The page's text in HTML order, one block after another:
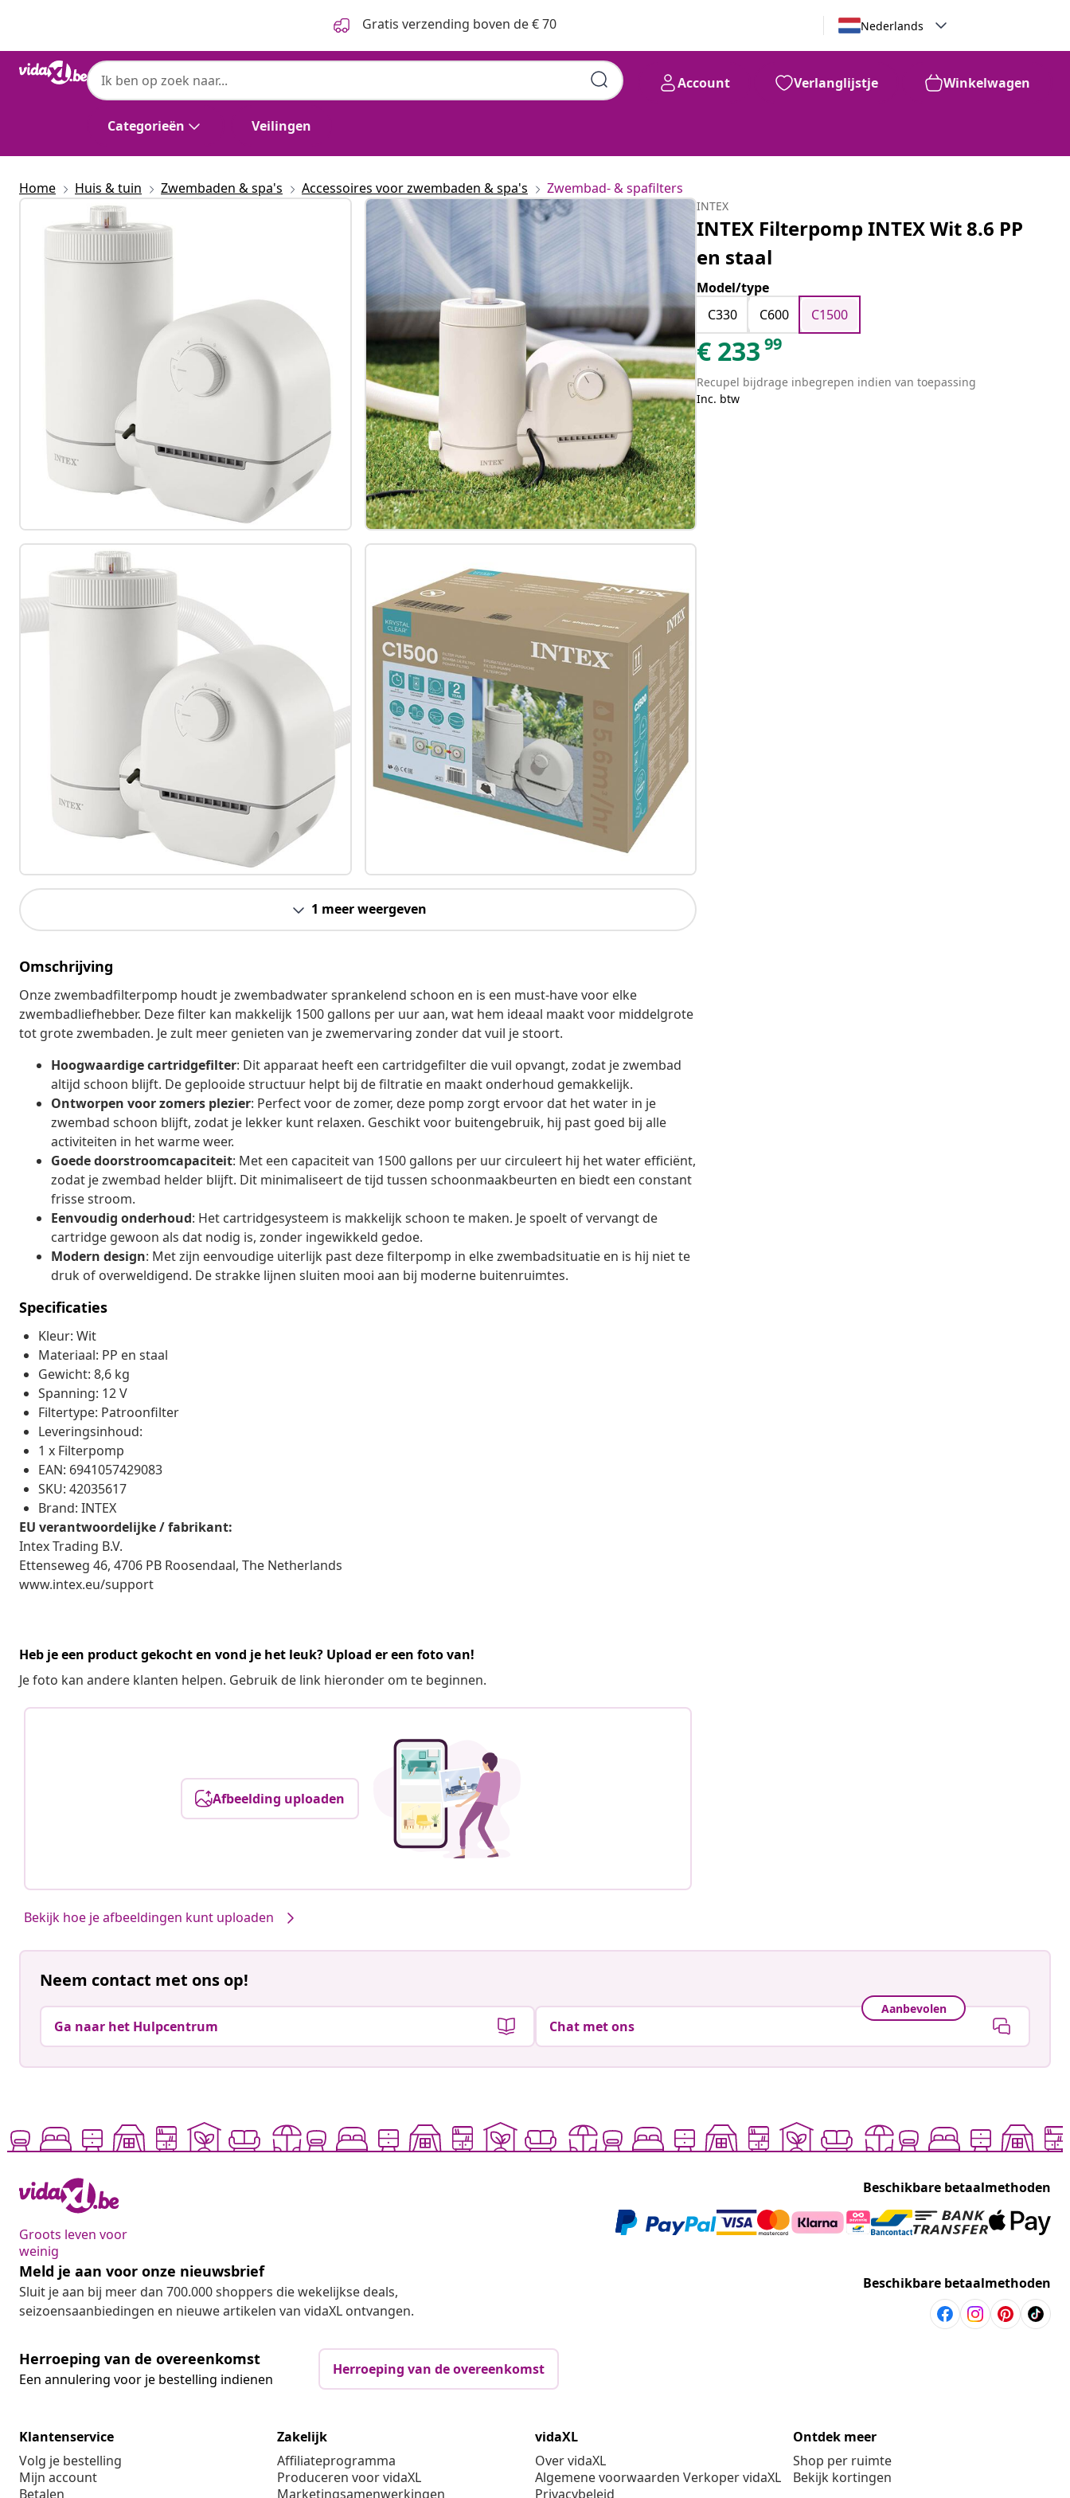
Gratis verzending boven de € 70 Nederlands
Categorieën Veilingen
Account Verlanglijstje Winkelwagen
Home Huis & tuin Zwembaden & spa's Accessoires voor zwembaden & spa's Zwembad- & spafilters
1 meer weergeven
Omschrijving
Onze zwembadfilterpomp houdt je zwembadwater sprankelend schoon en is een must-have voor elke
zwembadliefhebber. Deze filter kan makkelijk 1500 gallons per uur aan, wat hem ideaal maakt voor middelgrote
tot grote zwembaden. Je zult meer genieten van je zwemervaring zonder dat vuil je stoort.
Hoogwaardige cartridgefilter: Dit apparaat heeft een cartridgefilter die vuil opvangt, zodat je zwembad
altijd schoon blijft. De geplooide structuur helpt bij de filtratie en maakt onderhoud gemakkelijk.
Ontworpen voor zomers plezier: Perfect voor de zomer, deze pomp zorgt ervoor dat het water in je
zwembad schoon blijft, zodat je lekker kunt relaxen. Geschikt voor buitengebruik, hij past goed bij alle
activiteiten in het warme weer.
Goede doorstroomcapaciteit: Met een capaciteit van 1500 gallons per uur circuleert hij het water efficiënt,
zodat je zwembad helder blijft. Dit minimaliseert de tijd tussen schoonmaakbeurten en biedt een constant
frisse stroom.
Eenvoudig onderhoud: Het cartridgesysteem is makkelijk schoon te maken. Je spoelt of vervangt de
cartridge gewoon als dat nodig is, zonder ingewikkeld gedoe.
Modern design: Met zijn eenvoudige uiterlijk past deze filterpomp in elke zwembadsituatie en is hij niet te
druk of overweldigend. De strakke lijnen sluiten mooi aan bij moderne buitenruimtes.
Specificaties
Kleur: Wit
Materiaal: PP en staal
Gewicht: 8,6 kg
Spanning: 12 V
Filtertype: Patroonfilter
Leveringsinhoud:
1 x Filterpomp
EAN: 6941057429083
SKU: 42035617
Brand: INTEX
EU verantwoordelijke / fabrikant:
Intex Trading B.V.
Ettenseweg 46, 4706 PB Roosendaal, The Netherlands
www.intex.eu/support
Heb je een product gekocht en vond je het leuk? Upload er een foto van!
Je foto kan andere klanten helpen. Gebruik de link hieronder om te beginnen.
Afbeelding uploaden
Bekijk hoe je afbeeldingen kunt uploaden
INTEX
INTEX Filterpomp INTEX Wit 8.6 PP
en staal
Model/type
C330
C600 C1500
€ 233 99
Recupel bijdrage inbegrepen indien van toepassing
Inc. btw
Neem contact met ons op!
Ga naar het Hulpcentrum
Aanbevolen
Chat met ons
Groots leven voor
weinig
Beschikbare betaalmethoden
Meld je aan voor onze nieuwsbrief
Sluit je aan bij meer dan 700.000 shoppers die wekelijkse deals,
seizoensaanbiedingen en nieuwe artikelen van vidaXL ontvangen.
Beschikbare betaalmethoden
Herroeping van de overeenkomst
Een annulering voor je bestelling indienen
Herroeping van de overeenkomst
Klantenservice
Volg je bestelling
Mijn account
Betalen
Zakelijk
Affiliateprogramma
Produceren voor vidaXL
Marketingsamenwerkingen
vidaXL
Over vidaXL
Algemene voorwaarden Verkoper vidaXL
Privacybeleid
Ontdek meer
Shop per ruimte
Bekijk kortingen